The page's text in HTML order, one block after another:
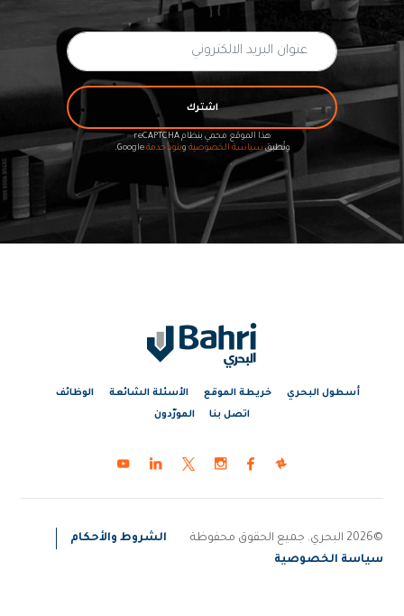
اشترك
هذا الموقع محمي بنظام reCAPTCHA
وتُطبقسياسة الخصوصية وبنود خدمةGoogle.
أسطول البحري خريطة الموقع الأسئلة الشائعة
الوظائف
اتصل بنا
المورّدون
©2026 البحري. جميع الحقوق محفوظة
الشروط والأحكام
سياسة الخصوصية